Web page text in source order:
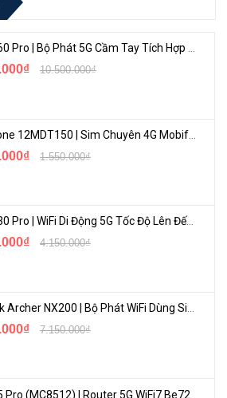
mạng <10 phút, 50 phút cuộc gọi ngoại
ngày, từ thời điểm đăng ký
trả trước đăng ký từ 01/01/2023
(028)7300.2021 - VoHoang.vn>
ZTE U60 Pro | Bộ Phát 5G Cầm Tay Tích Hợp Công Nghệ WiFi 7, Pin 10000mAh
10.500.000₫
1.550.000₫
ZTE U30 Pro | WiFi Di Động 5G Tốc Độ Lên Đến 500Mbps, Màn Hình Cảm Ứng
4.150.000₫
7.150.000₫